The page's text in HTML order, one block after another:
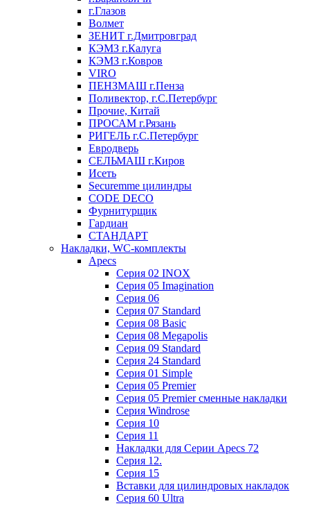
г.Глазов
Волмет
ЗЕНИТ г.Дмитровград
КЭМЗ г.Калуга
КЭМЗ г.Ковров
VIRO
ПЕНЗМАШ г.Пенза
Поливектор, г.С.Петербург
Прочие, Китай
ПРОСАМ г.Рязань
РИГЕЛЬ г.С.Петербург
Евродверь
СЕЛЬМАШ г.Киров
Исеть
Securemme цилиндры
CODE DECO
Фурнитурщик
Гардиан
СТАНДАРТ
Накладки, WC-комплекты
Apecs
Cерия 02 INOX
Cерия 05 Imagination
Cерия 06
Cерия 07 Standard
Cерия 08 Basic
Cерия 08 Megapolis
Cерия 09 Standard
Cерия 24 Standard
Серия 01 Simple
Серия 05 Premier
Серия 05 Premier сменные накладки
Cерия Windrose
Серия 10
Серия 11
Накладки для Серии Apecs 72
Серия 12.
Серия 15
Вставки для цилиндровых накладок
Серия 60 Ultra